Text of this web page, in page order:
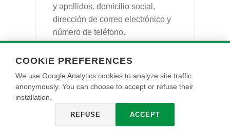
y apellidos, domicilio social,
dirección de correo electrónico y
número de teléfono.
Tratamiento
1
Gestionar
solicitudes de
COOKIE PREFERENCES
We use Google Analytics cookies to analyze site traffic
anonymously. You can choose to accept or refuse their
installation.
REFUSE ACCEPT